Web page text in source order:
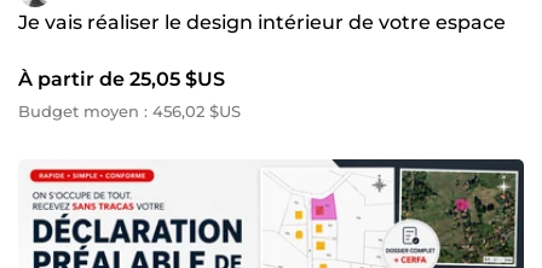
Je vais réaliser le design intérieur de votre espace
À partir de 25,05 $US
Budget moyen : 456,02 $US